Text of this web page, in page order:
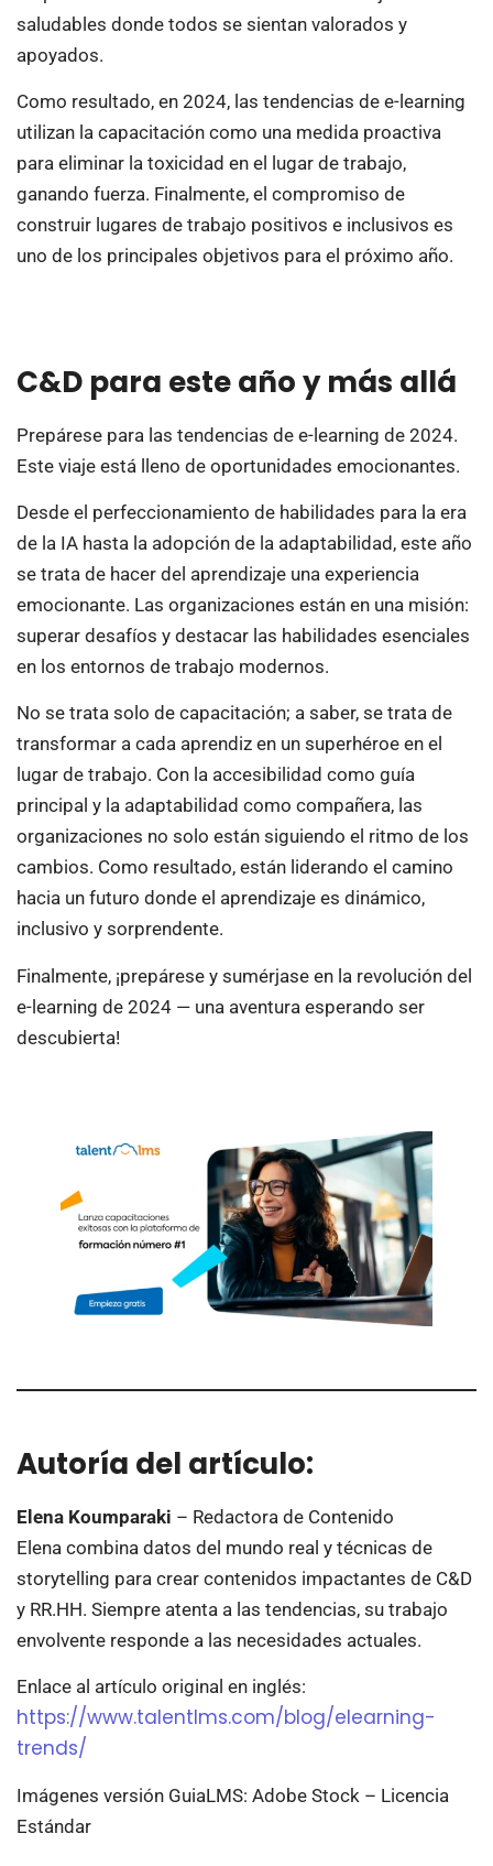
saludables donde todos se sientan valorados y
apoyados.
Como resultado, en 2024, las tendencias de e-learning
utilizan la capacitación como una medida proactiva
para eliminar la toxicidad en el lugar de trabajo,
ganando fuerza. Finalmente, el compromiso de
construir lugares de trabajo positivos e inclusivos es
uno de los principales objetivos para el próximo año.
C&D para este año y más allá
Prepárese para las tendencias de e-learning de 2024.
Este viaje está lleno de oportunidades emocionantes.
Desde el perfeccionamiento de habilidades para la era
de la IA hasta la adopción de la adaptabilidad, este año
se trata de hacer del aprendizaje una experiencia
emocionante. Las organizaciones están en una misión:
superar desafíos y destacar las habilidades esenciales
en los entornos de trabajo modernos.
No se trata solo de capacitación; a saber, se trata de
transformar a cada aprendiz en un superhéroe en el
lugar de trabajo. Con la accesibilidad como guía
principal y la adaptabilidad como compañera, las
organizaciones no solo están siguiendo el ritmo de los
cambios. Como resultado, están liderando el camino
hacia un futuro donde el aprendizaje es dinámico,
inclusivo y sorprendente.
Finalmente, ¡prepárese y sumérjase en la revolución del
e-learning de 2024 — una aventura esperando ser
descubierta!
Autoría del artículo:
Elena Koumparaki – Redactora de Contenido
Elena combina datos del mundo real y técnicas de
storytelling para crear contenidos impactantes de C&D
y RR.HH. Siempre atenta a las tendencias, su trabajo
envolvente responde a las necesidades actuales.
Enlace al artículo original en inglés:
https://www.talentlms.com/blog/elearning-
trends/
Imágenes versión GuiaLMS: Adobe Stock – Licencia
Estándar